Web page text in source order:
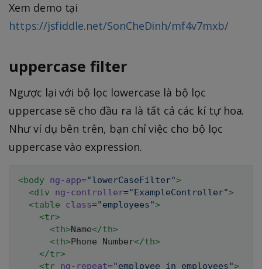
Xem demo tại
https://jsfiddle.net/SonCheDinh/mf4v7mxb/
uppercase filter
Ngược lại với bộ lọc lowercase là bộ lọc
uppercase sẽ cho đầu ra là tất cả các kí tự hoa.
Như ví dụ bên trên, bạn chỉ việc cho bộ lọc
uppercase vào expression.
<body ng-app="lowerCaseFilter">
<div ng-controller="ExampleController">
<table class="employees">
<tr>
<th>Name</th>
<th>Phone Number</th>
</tr>
<tr ng-repeat="employee in employees">